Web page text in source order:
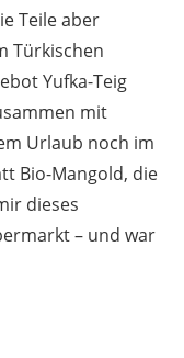
Teile aber
Türkischen
Yufka-Teig
mit
Urlaub noch im
Bio-Mangold, die
dieses
– und war